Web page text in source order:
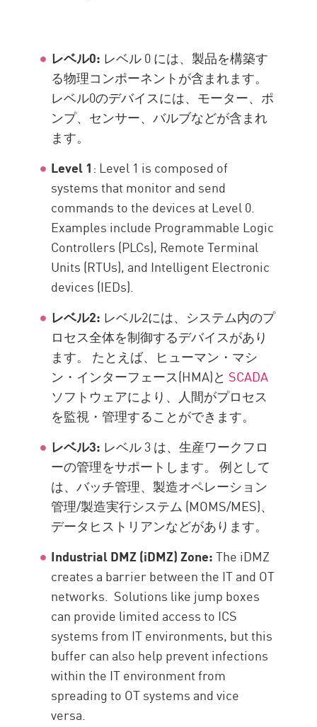
レベル0: レベル 0 には、製品を構築す
る物理コンポーネントが含まれます。
レベル0のデバイスには、モーター、ポ
ンプ、センサー、バルブなどが含まれ
ます。
Level 1: Level 1 is composed of
systems that monitor and send
commands to the devices at Level 0.
Examples include Programmable Logic
Controllers (PLCs), Remote Terminal
Units (RTUs), and Intelligent Electronic
devices (IEDs).
レベル2: レベル2には、システム内のプ
ロセス全体を制御するデバイスがあり
ます。 たとえば、ヒューマン・マシ
ン・インターフェース(HMA)と SCADA
ソフトウェアにより、人間がプロセス
を監視・管理することができます。
レベル3: レベル 3 は、生産ワークフロ
ーの管理をサポートします。 例として
は、バッチ管理、製造オペレーション
管理/製造実行システム (MOMS/MES)、
データヒストリアンなどがあります。
Industrial DMZ (iDMZ) Zone:The iDMZ
creates a barrier between the IT and OT
networks. Solutions like jump boxes
can provide limited access to ICS
systems from IT environments, but this
buffer can also help prevent infections
within the IT environment from
spreading to OT systems and vice
versa.